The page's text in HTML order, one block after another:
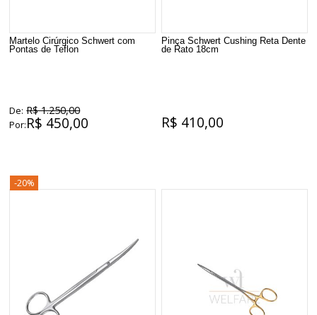
Martelo Cirúrgico Schwert com
Pontas de Teflon
De: R$ 1.250,00
Por:R$ 450,00
Pinça Schwert Cushing Reta Dente
de Rato 18cm
R$ 410,00
-20%